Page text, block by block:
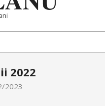
2022
2023